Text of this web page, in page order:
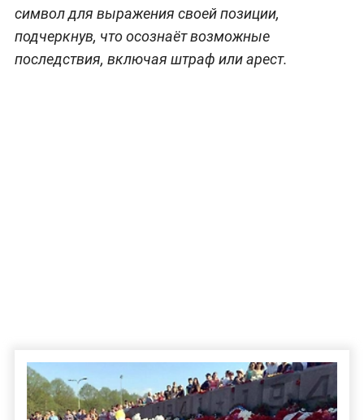
символ для выражения своей позиции,
подчеркнув, что осознаёт возможные
последствия, включая штраф или арест.